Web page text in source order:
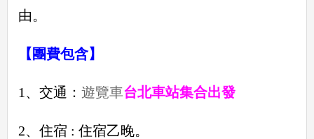
由。
【團費包含】
1、交通： 遊覽車台北車站集合出發
2、住宿 : 住宿乙晚。